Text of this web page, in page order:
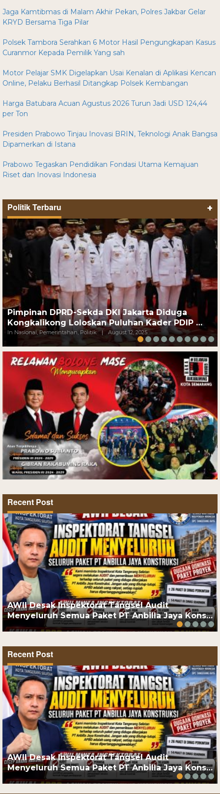
Jaga Kamtibmas di Malam Akhir Pekan, Polres Jakbar Gelar
KRYD Bersama Tiga Pilar
Polsek Tambora Serahkan 6 Motor Hasil Pengungkapan Kasus
Curanmor Kepada Pemilik Yang sah
Motor Pelajar SMK Digelapkan Usai Kenalan di Aplikasi Kencan
Online, Pelaku Berhasil Ditangkap Polsek Kembangan
Harga Batubara Acuan Agustus 2026 Turun Jadi USD 124,44
per Ton
Presiden Prabowo Tinjau Inovasi BRIN, Teknologi Anak Bangsa
Dipamerkan di Istana
Prabowo Tegaskan Pendidikan Fondasi Utama Kemajuan
Riset dan Inovasi Indonesia
Politik Terbaru +
Pimpinan DPRD-Sekda DKI Jakarta Diduga
Kongkalikong Loloskan Puluhan Kader PDIP …
In Nasional, Pemerintahan, Politik | August 12, 2025
Recent Post
AWII Desak Inspektorat Tangsel Audit
Menyeluruh Semua Paket PT Anbilla Jaya Kons…
Recent Post
AWII Desak Inspektorat Tangsel Audit
Menyeluruh Semua Paket PT Anbilla Jaya Kons…